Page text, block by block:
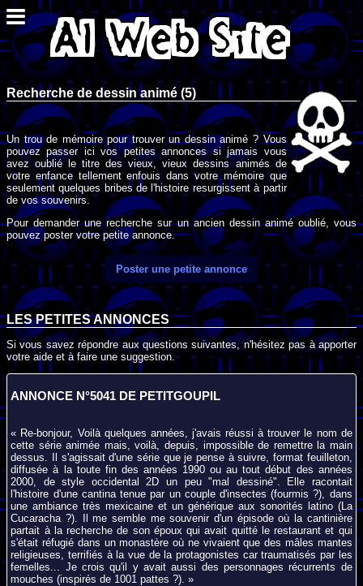
Recherche de dessin animé (5)
Un trou de mémoire pour trouver un dessin animé ? Vous
pouvez passer ici vos petites annonces si jamais vous
avez oublié le titre des vieux, vieux dessins animés de
votre enfance tellement enfouis dans votre mémoire que
seulement quelques bribes de l'histoire resurgissent à partir
de vos souvenirs.
Pour demander une recherche sur un ancien dessin animé oublié, vous
pouvez poster votre petite annonce.
Poster une petite annonce
LES PETITES ANNONCES
Si vous savez répondre aux questions suivantes, n'hésitez pas à apporter
votre aide et à faire une suggestion.
ANNONCE N°5041 DE PETITGOUPIL
« Re-bonjour, Voilà quelques années, j'avais réussi à trouver le nom de
cette série animée mais, voilà, depuis, impossible de remettre la main
dessus. Il s'agissait d'une série que je pense à suivre, format feuilleton,
diffusée à la toute fin des années 1990 ou au tout début des années
2000, de style occidental 2D un peu "mal dessiné". Elle racontait
l'histoire d'une cantina tenue par un couple d'insectes (fourmis ?), dans
une ambiance très mexicaine et un générique aux sonorités latino (La
Cucaracha ?). Il me semble me souvenir d'un épisode où la cantinière
partait à la recherche de son époux qui avait quitté le restaurant et qui
s'était réfugié dans un monastère où ne vivaient que des mâles mantes
religieuses, terrifiés à la vue de la protagonistes car traumatisés par les
femelles... Je crois qu'il y avait aussi des personnages récurrents de
mouches (inspirés de 1001 pattes ?). »